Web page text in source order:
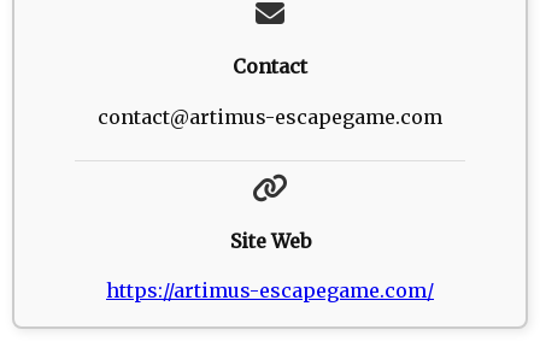
Contact
contact@artimus-escapegame.com
Site Web
https://artimus-escapegame.com/